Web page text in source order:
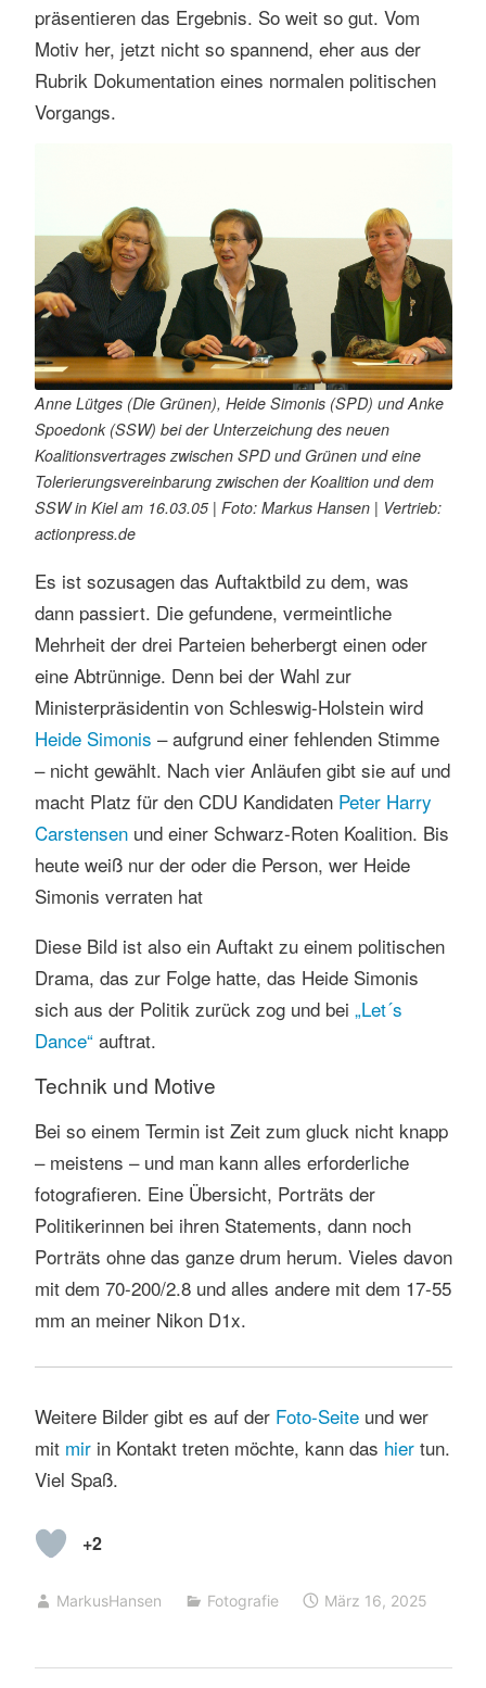
präsentieren das Ergebnis. So weit so gut. Vom
Motiv her, jetzt nicht so spannend, eher aus der
Rubrik Dokumentation eines normalen politischen
Vorgangs.
Anne Lütges (Die Grünen), Heide Simonis (SPD) und Anke
Spoedonk (SSW) bei der Unterzeichung des neuen
Koalitionsvertrages zwischen SPD und Grünen und eine
Tolerierungsvereinbarung zwischen der Koalition und dem
SSW in Kiel am 16.03.05 | Foto: Markus Hansen | Vertrieb:
actionpress.de
Es ist sozusagen das Auftaktbild zu dem, was
dann passiert. Die gefundene, vermeintliche
Mehrheit der drei Parteien beherbergt einen oder
eine Abtrünnige. Denn bei der Wahl zur
Ministerpräsidentin von Schleswig-Holstein wird
Heide Simonis – aufgrund einer fehlenden Stimme
– nicht gewählt. Nach vier Anläufen gibt sie auf und
macht Platz für den CDU Kandidaten Peter Harry
Carstensen und einer Schwarz-Roten Koalition. Bis
heute weiß nur der oder die Person, wer Heide
Simonis verraten hat
Diese Bild ist also ein Auftakt zu einem politischen
Drama, das zur Folge hatte, das Heide Simonis
sich aus der Politik zurück zog und bei „Let´s
Dance“ auftrat.
Technik und Motive
Bei so einem Termin ist Zeit zum gluck nicht knapp
– meistens – und man kann alles erforderliche
fotografieren. Eine Übersicht, Porträts der
Politikerinnen bei ihren Statements, dann noch
Porträts ohne das ganze drum herum. Vieles davon
mit dem 70-200/2.8 und alles andere mit dem 17-55
mm an meiner Nikon D1x.
Weitere Bilder gibt es auf der Foto-Seiteund wer
mit mirin Kontakt treten möchte, kann das hiertun.
Viel Spaß.
+2
MarkusHansen Fotografie
n
t
s
März 16, 2025